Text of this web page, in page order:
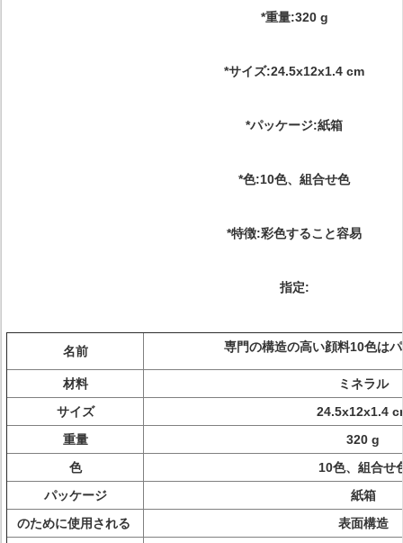
*重量:320 g
*サイズ:24.5x12x1.4 cm
*パッケージ:紙箱
*色:10色、組合せ色
*特徴:彩色すること容易
指定:
名前 専門の構造の高い顔料10色は
材料
ミネラル
サイズ
24.5x12x1.4
重量
320 g
色
10色、組合せ
パッケージ
紙箱
のために使用される
表面構造